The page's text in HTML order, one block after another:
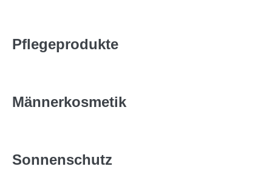
Pflegeprodukte
Männerkosmetik
Sonnenschutz